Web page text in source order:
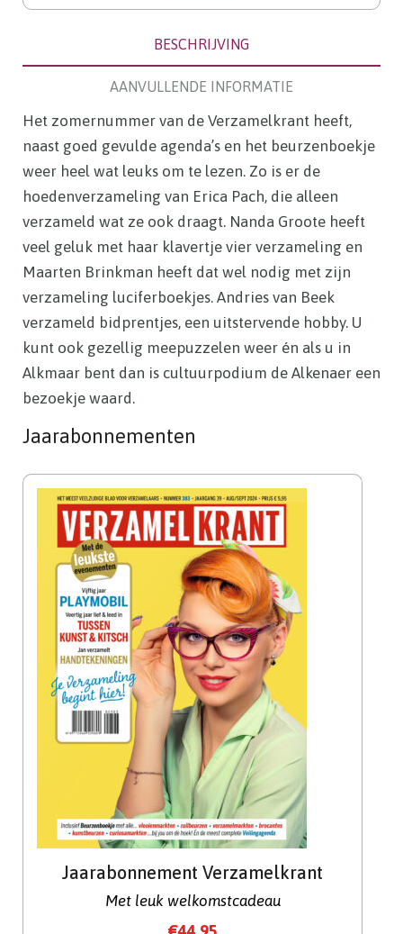
382
aantal
BESCHRIJVING
AANVULLENDE INFORMATIE
Het zomernummer van de Verzamelkrant heeft,
naast goed gevulde agenda’s en het beurzenboekje
weer heel wat leuks om te lezen. Zo is er de
hoedenverzameling van Erica Pach, die alleen
verzameld wat ze ook draagt. Nanda Groote heeft
veel geluk met haar klavertje vier verzameling en
Maarten Brinkman heeft dat wel nodig met zijn
verzameling luciferboekjes. Andries van Beek
verzameld bidprentjes, een uitstervende hobby. U
kunt ook gezellig meepuzzelen weer én als u in
Alkmaar bent dan is cultuurpodium de Alkenaer een
bezoekje waard.
Jaarabonnementen
Jaarabonnement Verzamelkrant
Met leuk welkomstcadeau